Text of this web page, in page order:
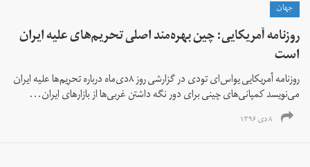
جهان
روزنامه آمریکایی: چین بهره‌مند اصلی تحریم‌های علیه ایران
است
روزنامه آمریکایی یو‌اس‌ای تودی در گزارشی روز ۸دی‌ماه درباره تحریم‌ها علیه ایران
می‌نویسد کمپانی‌های چینی برای دور نگه داشتن غربی‌ها از بازارهای ایران...
۸ دی ۱۳۹۶